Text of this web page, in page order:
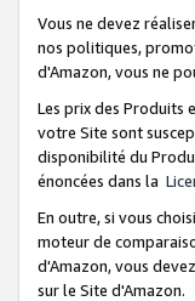
Vous ne devez
nos politiques,
d'Amazon, vous ne
Les prix des Produits
votre Site sont
disponibilité du
énoncées dans la
En outre, si vous
moteur de
d'Amazon, vous
sur le Site d'Amazon.